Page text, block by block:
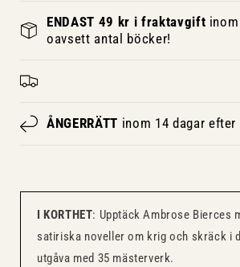
ENDAST 49 kr i fraktavgift
oavsett antal böcker!
ÅNGERRÄTT inom 14 dagar efter
I KORTHET: Upptäck Ambrose Bierces
satiriska noveller om krig och skräck i
utgåva med 35 mästerverk.